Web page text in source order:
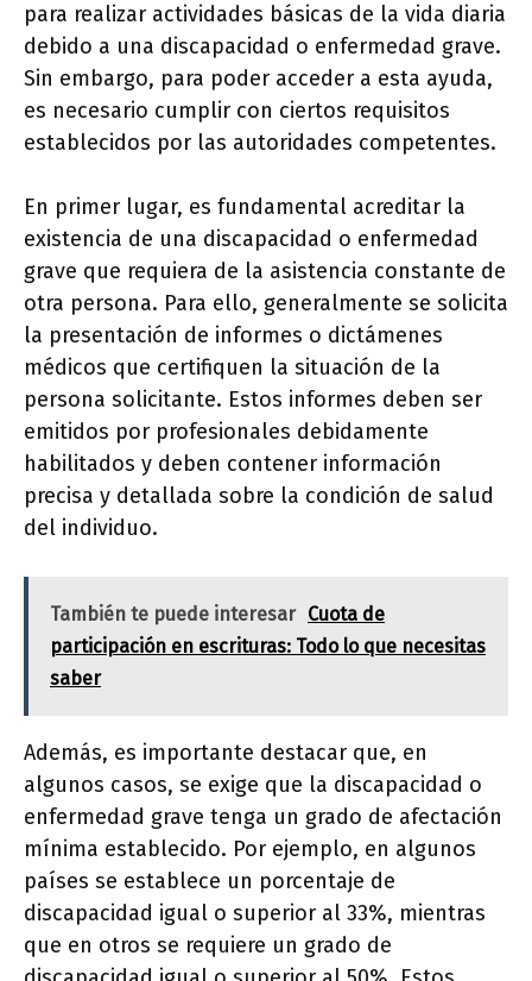
para realizar actividades básicas de la vida diaria
debido a una discapacidad o enfermedad grave.
Sin embargo, para poder acceder a esta ayuda,
es necesario cumplir con ciertos requisitos
establecidos por las autoridades competentes.
En primer lugar, es fundamental acreditar la
existencia de una discapacidad o enfermedad
grave que requiera de la asistencia constante de
otra persona. Para ello, generalmente se solicita
la presentación de informes o dictámenes
médicos que certifiquen la situación de la
persona solicitante. Estos informes deben ser
emitidos por profesionales debidamente
habilitados y deben contener información
precisa y detallada sobre la condición de salud
del individuo.
También te puede interesar Cuota de
participación en escrituras: Todo lo que necesitas
saber
Además, es importante destacar que, en
algunos casos, se exige que la discapacidad o
enfermedad grave tenga un grado de afectación
mínima establecido. Por ejemplo, en algunos
países se establece un porcentaje de
discapacidad igual o superior al 33%, mientras
que en otros se requiere un grado de